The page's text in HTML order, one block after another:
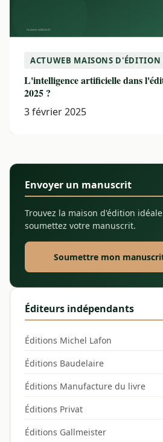
ACTUWEB MAISONS D'ÉDITION
L'intelligence artificielle dans
2025 ?
3 février 2025
Envoyer un manuscrit
Trouvez la maison d'édition
soumettez votre manuscrit.
Soumettre mon
Éditeurs indépendants
Éditions Michel Lafon
Éditions Baudelaire
Éditions Manufacture du livre
Éditions Privat
Éditions Gallmeister